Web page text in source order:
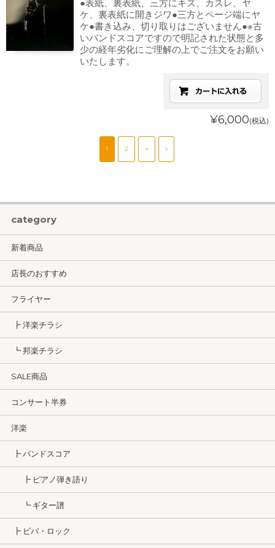
●表紙、裏表紙、三方にキズ、カスレ、ヤ
ケ、裏表紙に開きジワ●三方とページ端にヤ
ケ●書き込み、切り取りはございません●※古
いバンドスコアですので明記された状態と多
少の経年劣化にご理解の上でご注文をお願い
いたします。
¥6,000(税込)
1 2 > »
category
新着商品
店長のおすすめ
フライヤー
┣ 洋楽チラシ
┗ 邦楽チラシ
SALE商品
コンサート半券
洋楽
┣ バンドスコア
┣ ピアノ弾き語り
┗ ギター譜
┣ ビバ・ロック